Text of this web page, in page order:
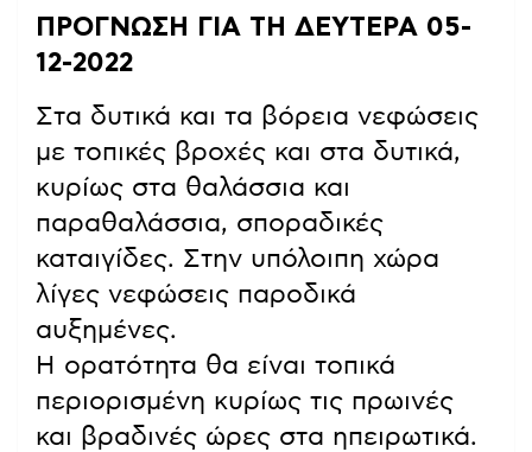
ΠΡΟΓΝΩΣΗ ΓΙΑ ΤΗ ΔΕΥΤΕΡΑ 05-
12-2022
Στα δυτικά και τα βόρεια νεφώσεις
με τοπικές βροχές και στα δυτικά,
κυρίως στα θαλάσσια και
παραθαλάσσια, σποραδικές
καταιγίδες. Στην υπόλοιπη χώρα
λίγες νεφώσεις παροδικά
αυξημένες.
Η ορατότητα θα είναι τοπικά
περιορισμένη κυρίως τις πρωινές
και βραδινές ώρες στα ηπειρωτικά.